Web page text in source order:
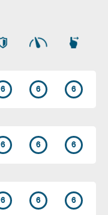
6 6 6
6 6 6
6 6 6